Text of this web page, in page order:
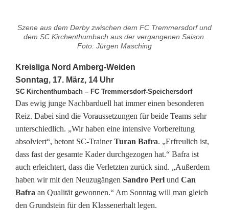
h
d
e
r
l
a
n
Szene aus dem Derby zwischen dem FC Tremmersdorf und
dem SC Kirchenthumbach aus der vergangenen Saison.
Foto: Jürgen Masching
Kreisliga Nord Amberg-Weiden
Sonntag, 17. März, 14 Uhr
SC Kirchenthumbach – FC Tremmersdorf-Speichersdorf
Das ewig junge Nachbarduell hat immer einen besonderen
Reiz. Dabei sind die Voraussetzungen für beide Teams sehr
unterschiedlich. „Wir haben eine intensive Vorbereitung
absolviert“, betont SC-TrainerTuran Bafra. „Erfreulich ist,
dass fast der gesamte Kader durchgezogen hat.“ Bafra ist
auch erleichtert, dass die Verletzten zurück sind. „Außerdem
haben wir mit den Neuzugängen Sandro Perl und Can
Bafra an Qualität gewonnen.“ Am Sonntag will man gleich
den Grundstein für den Klassenerhalt legen.